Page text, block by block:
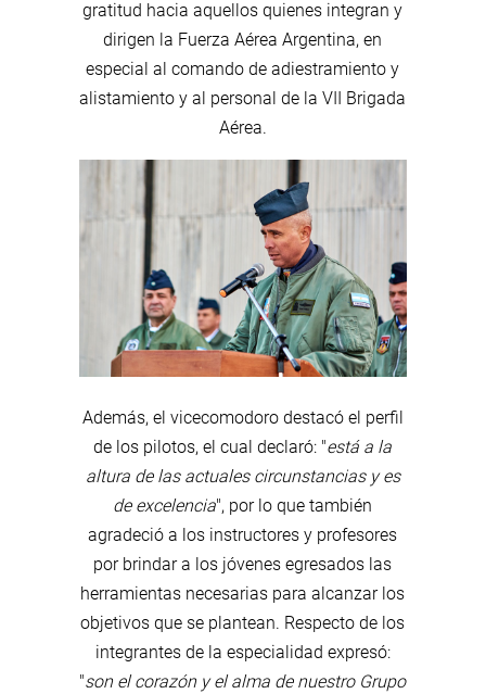
gratitud hacia aquellos quienes integran y
dirigen la Fuerza Aérea Argentina, en
especial al comando de adiestramiento y
alistamiento y al personal de la VII Brigada
Aérea.
Además, el vicecomodoro destacó el perfil
de los pilotos, el cual declaró: "está a la
altura de las actuales circunstancias y es
de excelencia", por lo que también
agradeció a los instructores y profesores
por brindar a los jóvenes egresados las
herramientas necesarias para alcanzar los
objetivos que se plantean. Respecto de los
integrantes de la especialidad expresó:
"son el corazón y el alma de nuestro Grupo